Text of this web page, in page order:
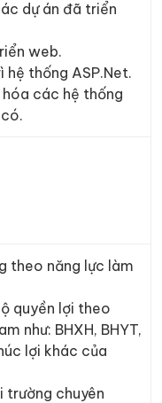
dự án đã triển
web.
thống ASP.Net.
các hệ thống
theo năng lực làm
quyền lợi theo
như: BHXH, BHYT,
lợi khác của
trường chuyên